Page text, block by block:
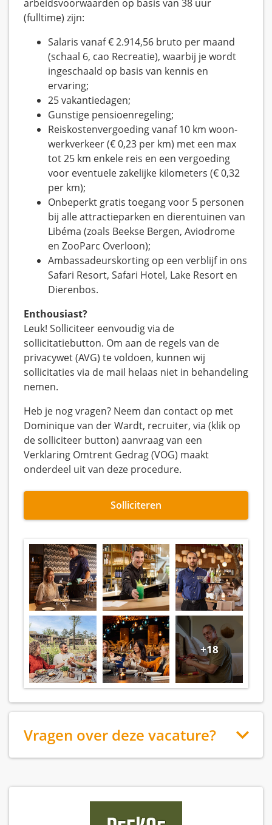
arbeidsvoorwaarden op basis van 38 uur
(fulltime) zijn:
Salaris vanaf € 2.914,56 bruto per maand
(schaal 6, cao Recreatie), waarbij je wordt
ingeschaald op basis van kennis en
ervaring;
25 vakantiedagen;
Gunstige pensioenregeling;
Reiskostenvergoeding vanaf 10 km woon-
werkverkeer (€ 0,23 per km) met een max
tot 25 km enkele reis en een vergoeding
voor eventuele zakelijke kilometers (€ 0,32
per km);
Onbeperkt gratis toegang voor 5 personen
bij alle attractieparken en dierentuinen van
Libéma (zoals Beekse Bergen, Aviodrome
en ZooParc Overloon);
Ambassadeurskorting op een verblijf in ons
Safari Resort, Safari Hotel, Lake Resort en
Dierenbos.
Enthousiast?
Leuk! Solliciteer eenvoudig via de
sollicitatiebutton. Om aan de regels van de
privacywet (AVG) te voldoen, kunnen wij
sollicitaties via de mail helaas niet in behandeling
nemen.
Heb je nog vragen? Neem dan contact op met
Dominique van der Wardt, recruiter, via (klik op
de solliciteer button) aanvraag van een
Verklaring Omtrent Gedrag (VOG) maakt
onderdeel uit van deze procedure.
Solliciteren
+18
Vragen over deze vacature?